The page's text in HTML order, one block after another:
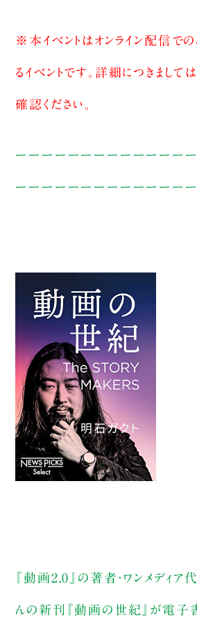
※本イベントはオンライン配信で
るイベントです。詳細につきまし
確認ください。
ーーーーーーーーーーーーー
ーーーーーーーーーーーーー
『動画2.0』の著者・ワンメディア
んの新刊『動画の世紀』が電子